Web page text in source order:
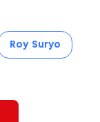
Roy Suryo